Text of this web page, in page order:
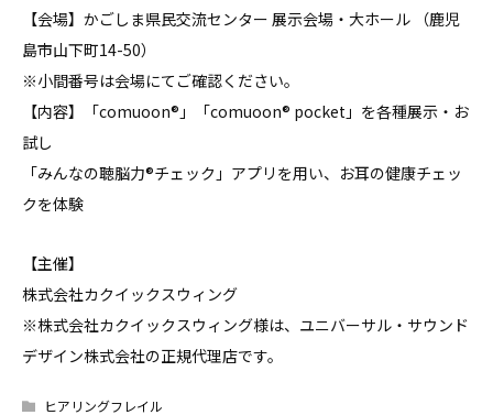
【会場】かごしま県民交流センター 展示会場・大ホール （鹿児
島市山下町14-50）
※小間番号は会場にてご確認ください。
【内容】「comuoon®」「comuoon® pocket」を各種展示・お
試し
「みんなの聴脳力®チェック」アプリを用い、お耳の健康チェッ
クを体験
【主催】
株式会社カクイックスウィング
※株式会社カクイックスウィング様は、ユニバーサル・サウンド
デザイン株式会社の正規代理店です。
ヒアリングフレイル